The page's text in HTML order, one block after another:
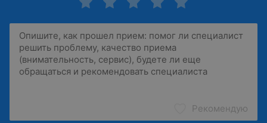
Рекомендую